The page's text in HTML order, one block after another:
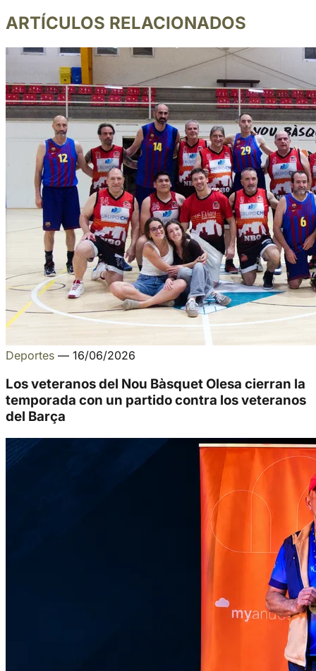
ARTÍCULOS RELACIONADOS
Deportes — 16/06/2026
Los veteranos del Nou Bàsquet Olesa cierran la
temporada con un partido contra los veteranos
del Barça